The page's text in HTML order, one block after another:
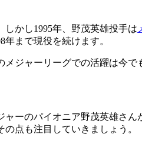
かし1995年、野茂英雄投手は
まで現役を続けます。
ジャーリーグでの活躍は今で
ャーのパイオニア野茂英雄さ
点も注目していきましょう。